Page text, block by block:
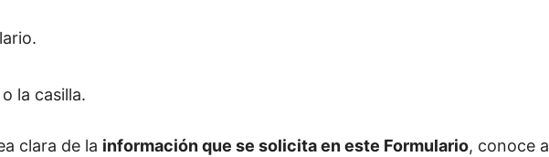
la casilla.
clara de la información que se solicita en este Formulario, conoce a